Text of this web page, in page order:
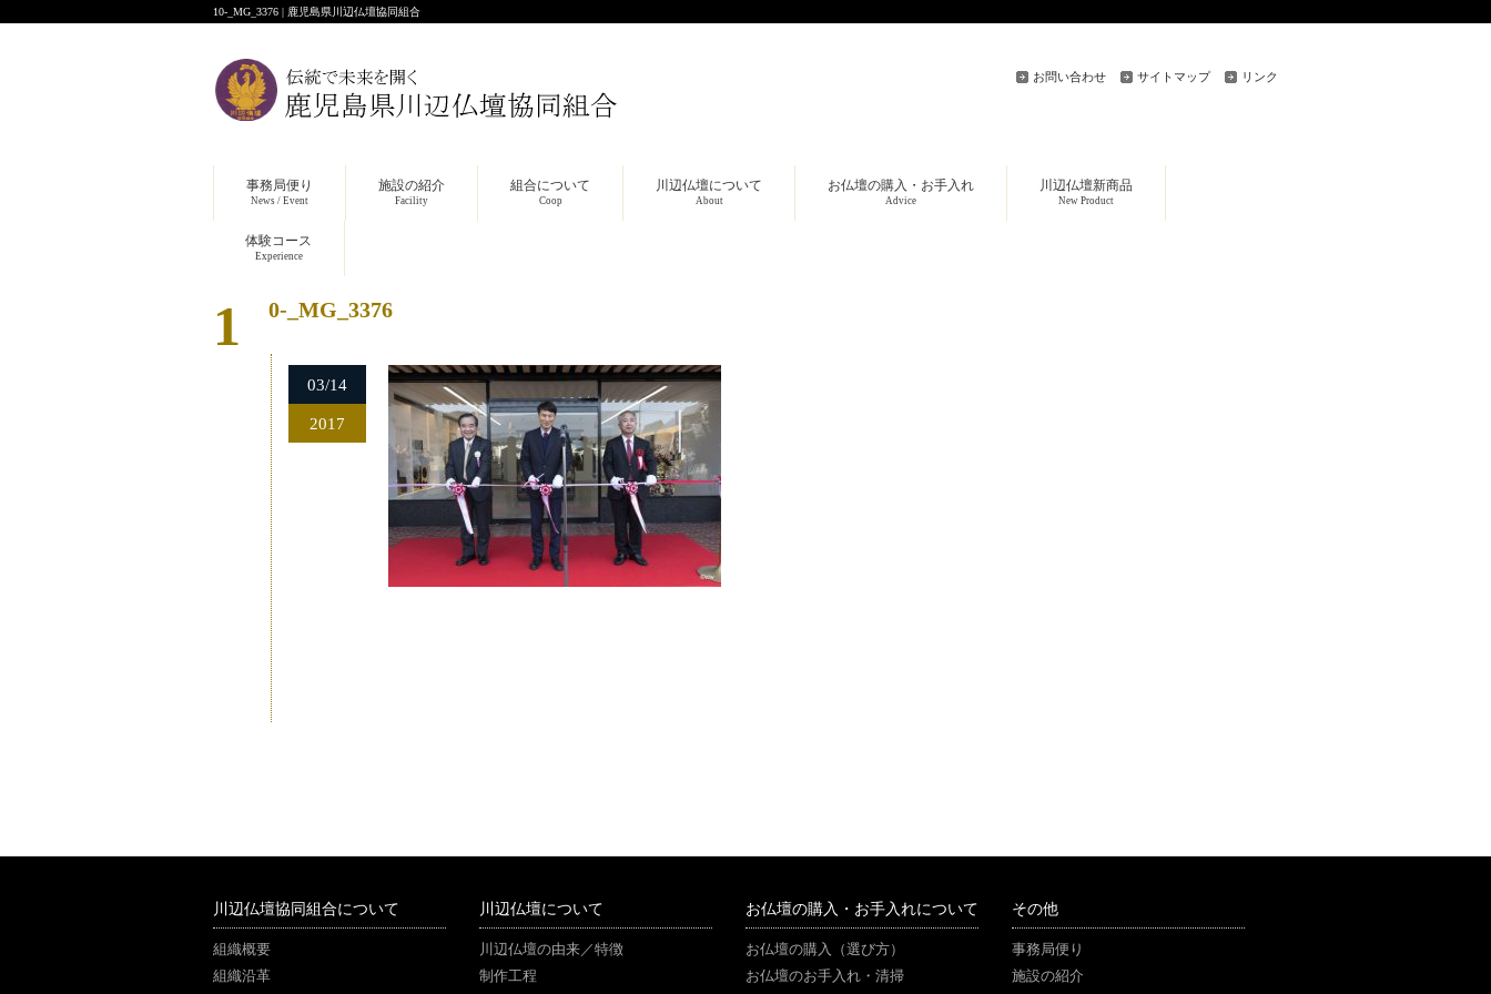
10-_MG_3376 | 鹿児島県川辺仏壇協同組合
お問い合わせ サイトマップ リンク
事務局便り
News / Event
施設の紹介
Facility
組合について
Coop
川辺仏壇について
About
お仏壇の購入・お手入れ
Advice
川辺仏壇新商品
New Product
体験コース
Experience
10-_MG_3376
03/14
2017
川辺仏壇協同組合について
組織概要
組織沿革
川辺仏壇について
川辺仏壇の由来／特徴
制作工程
お仏壇の購入・お手入れについて
お仏壇の購入（選び方）
お仏壇のお手入れ・清掃
その他
事務局便り
施設の紹介